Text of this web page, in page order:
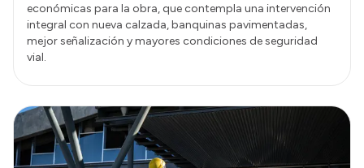
económicas para la obra, que contempla una intervención
integral con nueva calzada, banquinas pavimentadas,
mejor señalización y mayores condiciones de seguridad
vial.